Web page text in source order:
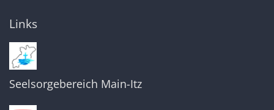
Links
Seelsorgebereich Main-Itz